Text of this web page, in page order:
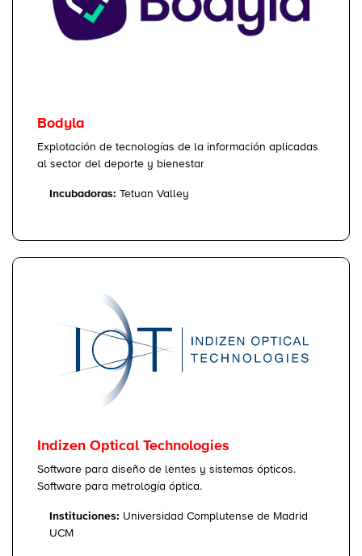
Bodyla
Explotación de tecnologías de la información aplicadas
al sector del deporte y bienestar
Incubadoras: Tetuan Valley
Indizen Optical Technologies
Software para diseño de lentes y sistemas ópticos.
Software para metrología óptica.
Instituciones: Universidad Complutense de Madrid
UCM